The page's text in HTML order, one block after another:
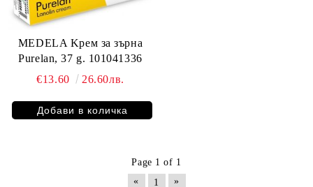
MEDELA Kрем за зърна
Purelan, 37 g. 101041336
€13.60
26.60лв.
Page 1 of 1
«
1 »